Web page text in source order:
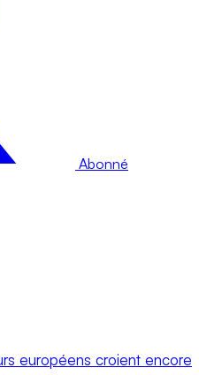
Abonné
européens croient encore